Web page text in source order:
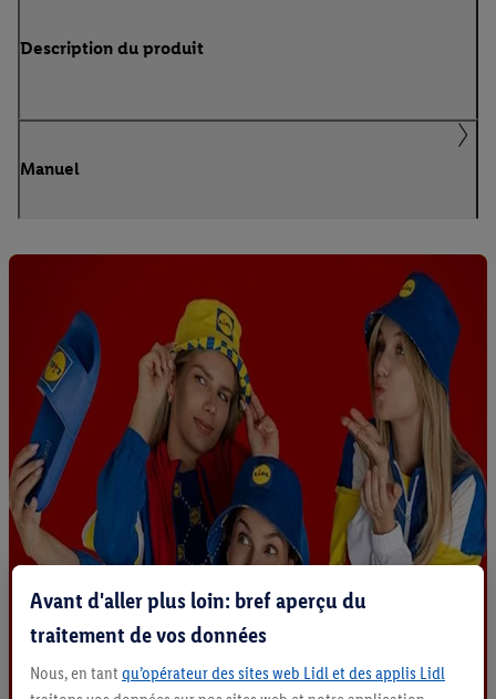
Description du produit
Manuel
Avant d'aller plus loin: bref aperçu du
traitement de vos données
Nous, en tant qu’opérateur des sites web Lidl et des applis Lidl